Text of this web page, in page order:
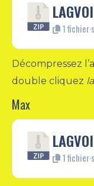
1 fichier·s
Décompressez
double cliquez
Max
1 fichier·s